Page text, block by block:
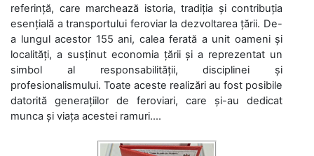
referință, care marchează istoria, tradiția și contribuția
esențială a transportului feroviar la dezvoltarea țării. De-
a lungul acestor 155 ani, calea ferată a unit oameni și
localități, a susținut economia țării și a reprezentat un
simbol al responsabilității, disciplinei și
profesionalismului. Toate aceste realizări au fost posibile
datorită generațiilor de feroviari, care și-au dedicat
munca și viața acestei ramuri....